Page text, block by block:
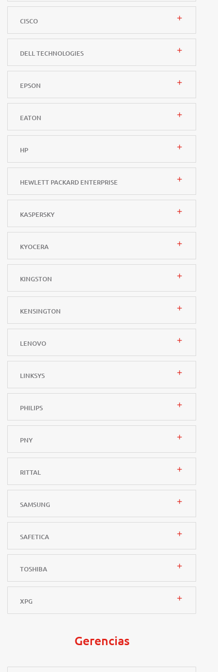
CISCO add
DELL TECHNOLOGIES add
EPSON add
EATON add
HP add
HEWLETT PACKARD ENTERPRISE add
KASPERSKY add
KYOCERA add
KINGSTON add
KENSINGTON add
LENOVO add
LINKSYS add
PHILIPS add
PNY add
RITTAL add
SAMSUNG add
SAFETICA add
TOSHIBA add
XPG add
Gerencias